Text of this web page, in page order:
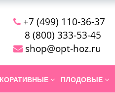
+7 (499) 110-36-37
8 (800) 333-53-45
shop@opt-hoz.ru
ПЛОДОВЫЕ